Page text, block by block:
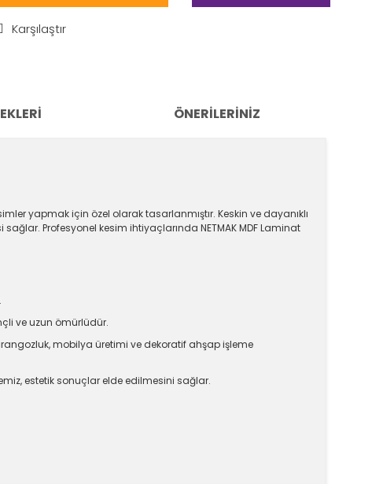
Karşılaştır
ÖNERILERINIZ
yapmak için özel olarak tasarlanmıştır. Keskin ve dayanıklı
Profesyonel kesim ihtiyaçlarında NETMAK MDF Laminat
ve uzun ömürlüdür.
mobilya üretimi ve dekoratif ahşap işleme
estetik sonuçlar elde edilmesini sağlar.